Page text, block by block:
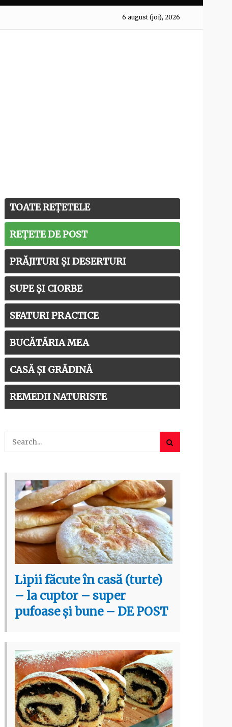
6 august (joi), 2026
TOATE REȚETELE
REȚETE DE POST
PRĂJITURI ȘI DESERTURI
SUPE ȘI CIORBE
SFATURI PRACTICE
BUCĂTĂRIA MEA
CASĂ ȘI GRĂDINĂ
REMEDII NATURISTE
Lipii făcute în casă (turte)
– la cuptor – super
pufoase și bune – DE POST